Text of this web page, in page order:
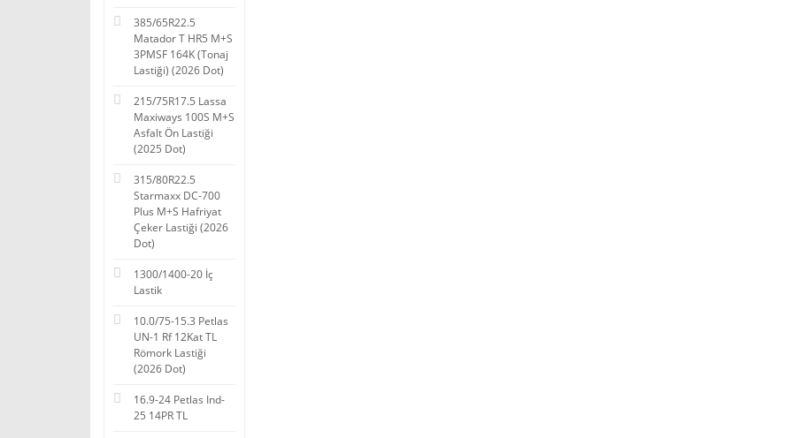
385/65R22.5
Matador T HR5 M+S
3PMSF 164K (Tonaj
Lastiği) (2026 Dot)
215/75R17.5 Lassa
Maxiways 100S M+S
Asfalt Ön Lastiği
(2025 Dot)
315/80R22.5
Starmaxx DC-700
Plus M+S Hafriyat
Çeker Lastiği (2026
Dot)
1300/1400-20 İç
Lastik
10.0/75-15.3 Petlas
UN-1 Rf 12Kat TL
Römork Lastiği
(2026 Dot)
16.9-24 Petlas Ind-
25 14PR TL